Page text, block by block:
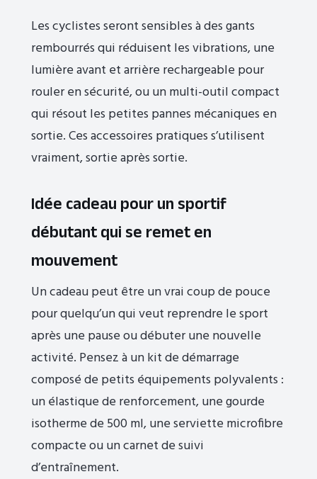
Les cyclistes seront sensibles à des gants
rembourrés qui réduisent les vibrations, une
lumière avant et arrière rechargeable pour
rouler en sécurité, ou un multi-outil compact
qui résout les petites pannes mécaniques en
sortie. Ces accessoires pratiques s’utilisent
vraiment, sortie après sortie.
Idée cadeau pour un sportif
débutant qui se remet en
mouvement
Un cadeau peut être un vrai coup de pouce
pour quelqu’un qui veut reprendre le sport
après une pause ou débuter une nouvelle
activité. Pensez à un kit de démarrage
composé de petits équipements polyvalents :
un élastique de renforcement, une gourde
isotherme de 500 ml, une serviette microfibre
compacte ou un carnet de suivi
d’entraînement.